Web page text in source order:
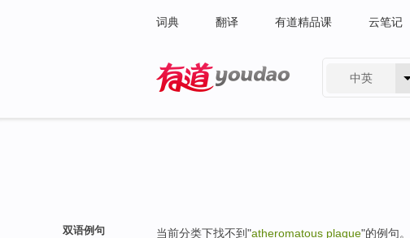
词典 翻译 有道精品课 云笔记
中英
双语例句 当前分类下找不到"atheromatous plaque"的例句。